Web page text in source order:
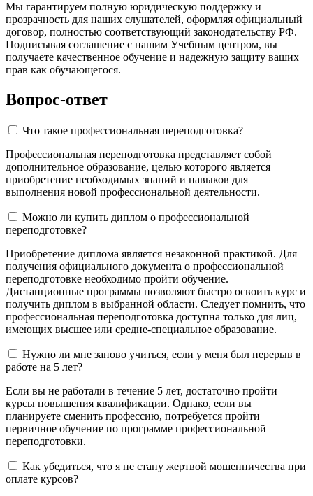
Мы гарантируем полную юридическую поддержку и
прозрачность для наших слушателей, оформляя официальный
договор, полностью соответствующий законодательству РФ.
Подписывая соглашение с нашим Учебным центром, вы
получаете качественное обучение и надежную защиту ваших
прав как обучающегося.
Вопрос-ответ
Что такое профессиональная переподготовка?
Профессиональная переподготовка представляет собой
дополнительное образование, целью которого является
приобретение необходимых знаний и навыков для
выполнения новой профессиональной деятельности.
Можно ли купить диплом о профессиональной
переподготовке?
Приобретение диплома является незаконной практикой. Для
получения официального документа о профессиональной
переподготовке необходимо пройти обучение.
Дистанционные программы позволяют быстро освоить курс и
получить диплом в выбранной области. Следует помнить, что
профессиональная переподготовка доступна только для лиц,
имеющих высшее или средне-специальное образование.
Нужно ли мне заново учиться, если у меня был перерыв в
работе на 5 лет?
Если вы не работали в течение 5 лет, достаточно пройти
курсы повышения квалификации. Однако, если вы
планируете сменить профессию, потребуется пройти
первичное обучение по программе профессиональной
переподготовки.
Как убедиться, что я не стану жертвой мошенничества при
оплате курсов?